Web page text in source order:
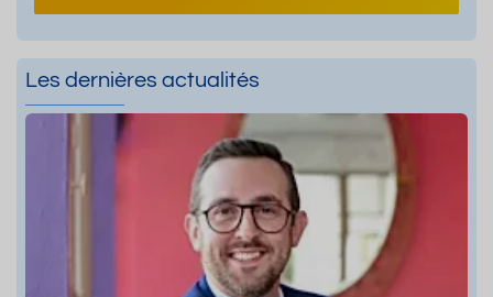
Les dernières actualités